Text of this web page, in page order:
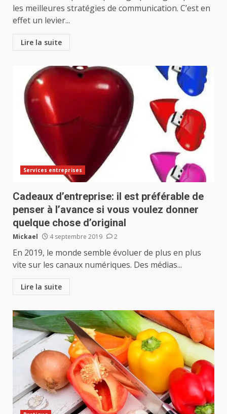
les meilleures stratégies de communication. C’est en
effet un levier...
Lire la suite
Services entreprises
Cadeaux d’entreprise: il est préférable de
penser à l’avance si vous voulez donner
quelque chose d’original
Mickael 4 septembre 2019 2
En 2019, le monde semble évoluer de plus en plus
vite sur les canaux numériques. Des médias...
Lire la suite